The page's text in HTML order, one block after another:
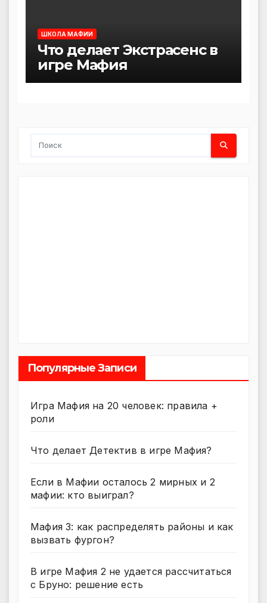
ШКОЛА МАФИИ
Что делает Экстрасенс в
игре Мафия
Популярные Записи
Игра Мафия на 20 человек: правила +
роли
Что делает Детектив в игре Мафия?
Если в Мафии осталось 2 мирных и 2
мафии: кто выиграл?
Мафия 3: как распределять районы и как
вызвать фургон?
В игре Мафия 2 не удается рассчитаться
с Бруно: решение есть